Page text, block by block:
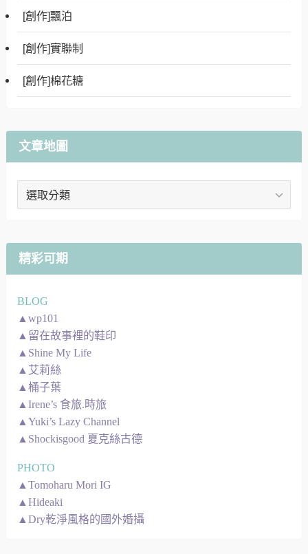
[創作]飄泊
[創作]實聯制
[創作]棉花糖
文章地圖
文
精彩可期
BLOG
▲wp101
▲留在故事裡的鞋印
▲Shine My Life
▲艾莉絲
▲桶子葉
▲Irene’s 食旅.時旅
▲Yuki’s Lazy Channel
▲Shockisgood 夏克絲古德
PHOTO
▲Tomoharu Mori IG
▲Hideaki
▲Dry乾淨風格的國外婚攝